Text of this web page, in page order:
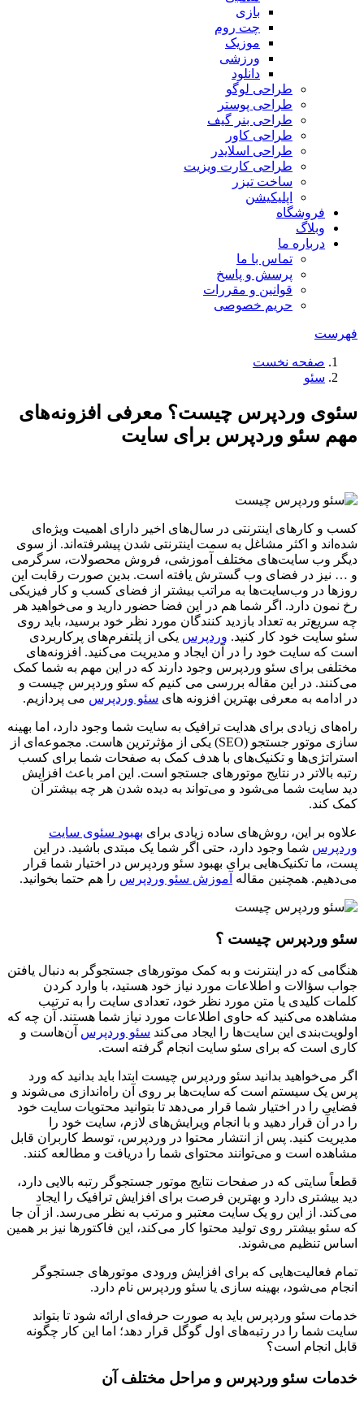
بازی
چت روم
موزیک
ورزشی
دانلود
طراحی لوگو
طراحی پوستر
طراحی بنر گیف
طراحی کاور
طراحی اسلایدر
طراحی کارت ویزیت
ساخت تیزر
اپلیکیشن
فروشگاه
وبلاگ
درباره ما
تماس با ما
پرسش و پاسخ
قوانین و مقررات
حریم خصوصی
فهرست
صفحه نخست
سئو
سئوی وردپرس چیست؟ معرفی افزونه‌های
مهم سئو وردپرس برای سایت
کسب و کارهای اینترنتی در سال‌های اخیر دارای اهمیت ویژه‌ای
شده‌اند و اکثر مشاغل به سمت اینترنتی شدن پیشرفته‌اند. از سوی
دیگر وب سایت‌های مختلف آموزشی، فروش محصولات، سرگرمی
و … نیز در فضای وب گسترش یافته است. بدین صورت رقابت این
روزها در وب‌سایت‌ها به مراتب بیشتر از فضای کسب و کار فیزیکی
رخ نمون دارد. اگر شما هم در این فضا حضور دارید و می‌خواهید هر
چه سریع‌تر به تعداد بازدید کنندگان مورد نظر خود برسید، باید روی
سئو سایت خود کار کنید. وردپرس یکی از پلتفرم‌های پرکاربردی
است که سایت خود را در آن ایجاد و مدیریت می‌کنید. افزونه‌های
مختلفی برای سئو وردپرس وجود دارند که در این مهم به شما کمک
می‌کنند. در این مقاله بررسی می کنیم که سئو وردپرس چیست و
در ادامه به معرفی بهترین افزونه های سئو وردپرس می پردازیم.
راه‌های زیادی برای هدایت ترافیک به سایت شما وجود دارد، اما بهینه
سازی موتور جستجو (SEO) یکی از مؤثرترین هاست. مجموعه‌ای از
استراتژی‌ها و تکنیک‌های با هدف کمک به صفحات شما برای کسب
رتبه بالاتر در نتایج موتورهای جستجو است. این امر باعث افزایش
دید سایت شما می‌شود و می‌تواند به دیده شدن هر چه بیشتر آن
کمک کند.
علاوه بر این، روش‌های ساده زیادی برای بهبود سئوی سایت
وردپرس شما وجود دارد، حتی اگر شما یک مبتدی باشید. در این
پست، ما تکنیک‌هایی برای بهبود سئو وردپرس در اختیار شما قرار
می‌دهیم. همچنین مقاله آموزش سئو وردپرس را هم حتما بخوانید.
سئو وردپرس چیست ؟
هنگامی که در اینترنت و به کمک موتورهای جستجوگر به دنبال یافتن
جواب سؤالات و اطلاعات مورد نیاز خود هستید، با وارد کردن
کلمات کلیدی یا متن مورد نظر خود، تعدادی سایت را به ترتیب
مشاهده می‌کنید که حاوی اطلاعات مورد نیاز شما هستند. آن چه که
اولویت‌بندی این سایت‌ها را ایجاد می‌کند سئو وردپرس آن‌هاست و
کاری است که برای سئو سایت انجام گرفته است.
اگر می‌خواهید بدانید سئو وردپرس چیست ابتدا باید بدانید که ورد
پرس یک سیستم است که سایت‌ها بر روی آن راه‌اندازی می‌شوند و
فضایی را در اختیار شما قرار می‌دهد تا بتوانید محتویات سایت خود
را در آن قرار دهید و با انجام ویرایش‌های لازم، سایت خود را
مدیریت کنید. پس از انتشار محتوا در وردپرس، توسط کاربران قابل
مشاهده است و می‌توانند محتوای شما را دریافت و مطالعه کنند.
قطعاً سایتی که در صفحات نتایج موتور جستجوگر رتبه بالایی دارد،
دید بیشتری دارد و بهترین فرصت برای افزایش ترافیک را ایجاد
می‌کند. از این رو یک سایت معتبر و مرتب به نظر می‌رسد. از آن جا
که سئو بیشتر روی تولید محتوا کار می‌کند، این فاکتورها نیز بر همین
اساس تنظیم می‌شوند.
تمام فعالیت‌هایی که برای افزایش ورودی موتورهای جستجوگر
انجام می‌شود، بهینه سازی یا سئو وردپرس نام دارد.
خدمات سئو وردپرس باید به صورت حرفه‌ای ارائه شود تا بتواند
سایت شما را در رتبه‌های اول گوگل قرار دهد؛ اما این کار چگونه
قابل انجام است؟
خدمات سئو وردپرس و مراحل مختلف آن